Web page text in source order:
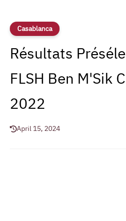
Casablanca
Résultats
FLSH Ben M'Sik
2022
April 15, 2024